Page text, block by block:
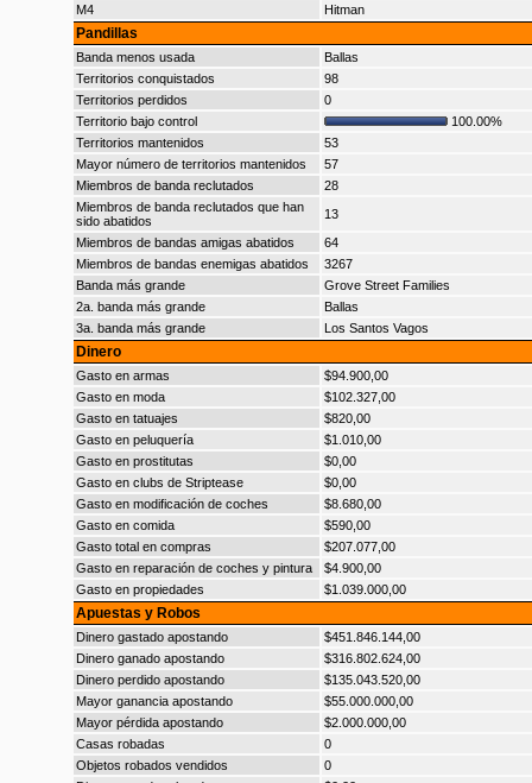
M4
Hitman
Pandillas
Banda menos usada
Ballas
Territorios conquistados
98
Territorios perdidos
0
Territorio bajo control
100.00%
Territorios mantenidos
53
Mayor número de territorios mantenidos
57
Miembros de banda reclutados
28
Miembros de banda reclutados que han
sido abatidos
13
Miembros de bandas amigas abatidos
64
Miembros de bandas enemigas abatidos
3267
Banda más grande
Grove Street Families
2a. banda más grande
Ballas
3a. banda más grande
Los Santos Vagos
Dinero
Gasto en armas
$94.900,00
Gasto en moda
$102.327,00
Gasto en tatuajes
$820,00
Gasto en peluquería
$1.010,00
Gasto en prostitutas
$0,00
Gasto en clubs de Striptease
$0,00
Gasto en modificación de coches
$8.680,00
Gasto en comida
$590,00
Gasto total en compras
$207.077,00
Gasto en reparación de coches y pintura
$4.900,00
Gasto en propiedades
$1.039.000,00
Apuestas y Robos
Dinero gastado apostando
$451.846.144,00
Dinero ganado apostando
$316.802.624,00
Dinero perdido apostando
$135.043.520,00
Mayor ganancia apostando
$55.000.000,00
Mayor pérdida apostando
$2.000.000,00
Casas robadas
0
Objetos robados vendidos
0